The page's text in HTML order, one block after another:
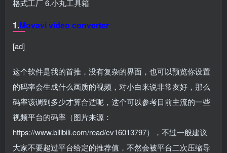
格式工厂 6.小丸工具箱
1.Movavi video converter
[ad]
这个软件是我的首推，没有复杂的界面，也可以预览你设置
的码率会生成什么画质的视频，对小白来说非常友好，那么
码率该调到多少才算合适呢，这个可以参考目前主流的一些
视频平台的码率（图片来源：
https://www.bilibili.com/read/cv16013797），不过一般建议
大家不要超过平台给定的推荐值，不然会被平台二次压缩导